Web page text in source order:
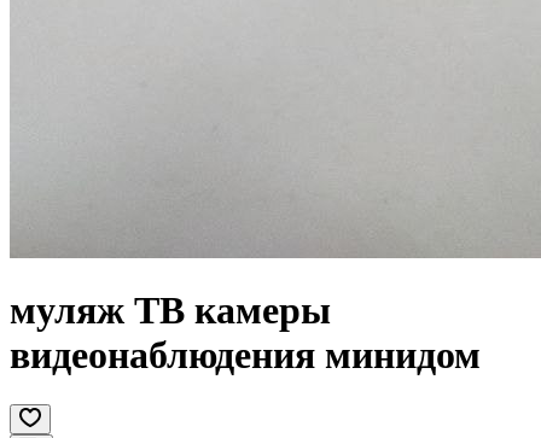
муляж ТВ камеры
видеонаблюдения минидом